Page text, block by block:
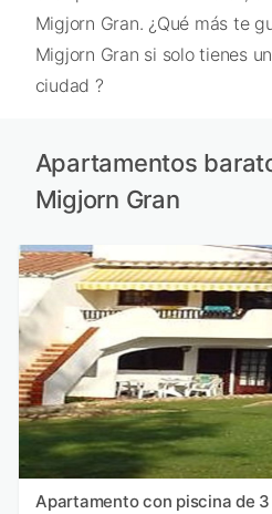
Migjorn Gran. ¿Qué más te
Migjorn Gran si solo tienes
ciudad ?
Apartamentos
Migjorn Gran
Apartamento con piscina de